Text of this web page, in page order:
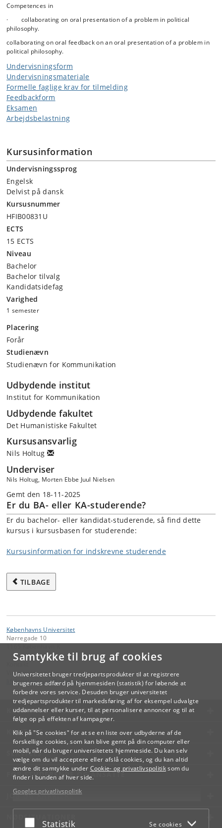
Samtykke til brug af cookies
Universitetet bruger tredjepartsprodukter til at registrere
brugernes adfærd på hjemmesiden (statistik) for løbende at
forbedre vores service. Desuden bruger universitetet
tredjepartsprodukter til markedsføring af for eksempel udvalgte
uddannelser eller kurser, til at personalisere annoncer og til at
følge op på effekten af kampagner.
Klik på "Se cookies" for at se en liste over udbyderne af de
forskellige cookies, som kan blive gemt på din computer eller
mobil, når du bruger universitetets hjemmeside. Du kan selv
vælge om du vil acceptere eller afslå cookies, og du kan altid
ændre dit samtykke under Cookie- og privatlivspolitiksom du
finder i bunden af hver side.
Googles privatlivspolitik
Acceptér eller afslå
Statistik Se cookies
Competences in
· collaborating on oral presentation of a problem in political
philosophy.
collaborating on oral feedback on an oral presentation of a problem in
political philosophy.
Undervisningsform
Undervisningsmateriale
Formelle faglige krav for tilmelding
Feedbackform
Eksamen
Arbejdsbelastning
Kursusinformation
Undervisningssprog
Engelsk
Delvist på dansk
Kursusnummer
HFIB00831U
ECTS
15 ECTS
Niveau
Bachelor
Bachelor tilvalg
Kandidatsidefag
Varighed
1 semester
Placering
Forår
Studienævn
Studienævn for Kommunikation
Udbydende institut
Institut for Kommunikation
Udbydende fakultet
Det Humanistiske Fakultet
Kursusansvarlig
Nils Holtug
Underviser
Nils Holtug, Morten Ebbe Juul Nielsen
Gemt den 18-11-2025
Er du BA- eller KA-studerende?
Er du bachelor- eller kandidat-studerende, så find dette
kursus i kursusbasen for studerende:
Kursusinformation for indskrevne studerende
TILBAGE
Københavns Universitet
Nørregade 10
Videreuddannelse og Livslang Læring
lifelonglearning@adm.ku.dk
KØBENHAVNS UNIVERSITET
KONTAKT
SERVICES
FOR STUDERENDE OG ANSATTE
JOB OG KARRIERE
NØDSITUATIONER